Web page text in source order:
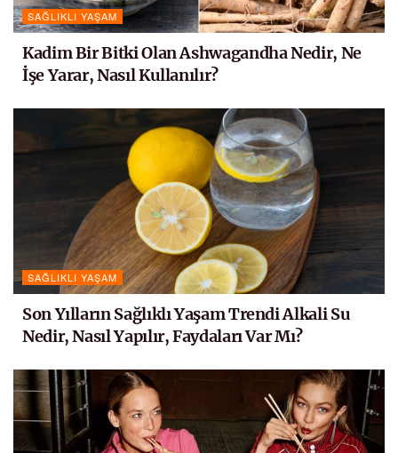
SAĞLIKLI YAŞAM
Kadim Bir Bitki Olan Ashwagandha Nedir, Ne
İşe Yarar, Nasıl Kullanılır?
SAĞLIKLI YAŞAM
Son Yılların Sağlıklı Yaşam Trendi Alkali Su
Nedir, Nasıl Yapılır, Faydaları Var Mı?